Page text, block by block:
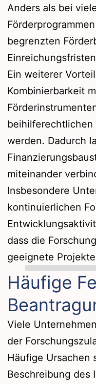
Anders als bei
begrenzten
Ein weiterer
Kombinierbarkeit
beihilferechtlichen
werden. Dadurch
miteinander
Insbesondere
kontinuierlichen
dass die
geeignete
Häufige
Viele
der
Häufige Ursachen
Beschreibung des